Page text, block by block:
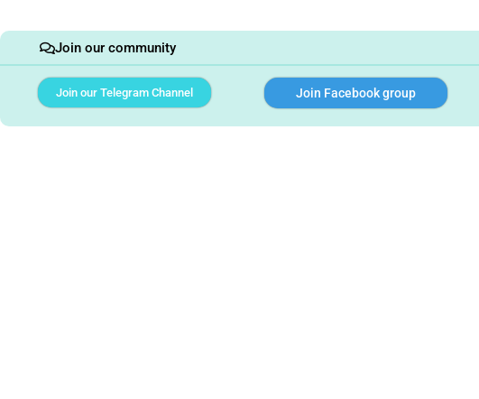
Join our community
Join our Telegram Channel Join Facebook group